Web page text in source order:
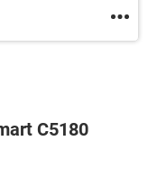
C5180